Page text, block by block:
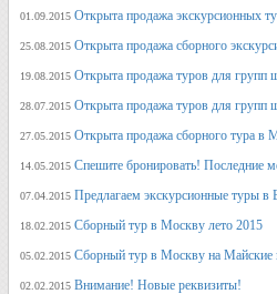
01.09.2015 Открыта продажа экскурсионных
25.08.2015 Открыта продажа сборного
19.08.2015 Открыта продажа туров для групп
28.07.2015 Открыта продажа туров для групп
27.05.2015 Открыта продажа сборного тура в
14.05.2015 Спешите бронировать! Последние
07.04.2015 Предлагаем экскурсионные туры в
18.02.2015 Сборный тур в Москву лето 2015
05.02.2015 Сборный тур в Москву на Майские
02.02.2015 Внимание! Новые реквизиты!